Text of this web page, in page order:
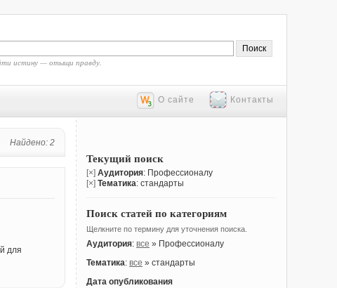
истину — отыщи правду.
О сайте Контакты
Найдено: 2
для
Текущий поиск
[×] Аудитория: Профессионалу
[×] Тематика: стандарты
Поиск статей по категориям
Щелкните по термину для уточнения поиска.
Аудитория: все » Профессионалу
Тематика: все » стандарты
Дата опубликования